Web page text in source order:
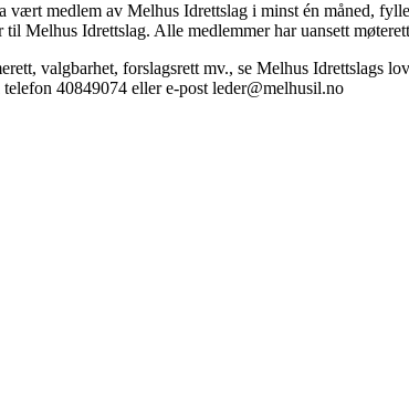
vært medlem av Melhus Idrettslag i minst én måned,
Melhus Idrettslag. Alle medlemmer har uansett
valgbarhet, forslagsrett mv., se Melhus Idrettslags
40849074 eller e-post leder@melhusil.no